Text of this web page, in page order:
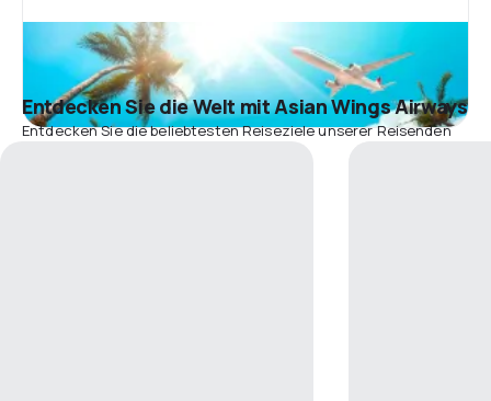
Entdecken Sie die Welt mit Asian Wings Airways
Entdecken Sie die beliebtesten Reiseziele unserer Reisenden